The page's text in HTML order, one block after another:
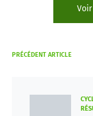
PRÉCÉDENT ARTICLE